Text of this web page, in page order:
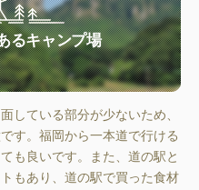
るキャンプ場
している部分が少ないため、
す。福岡から一本道で行ける
も良いです。また、道の駅と
もあり、道の駅で買った食材